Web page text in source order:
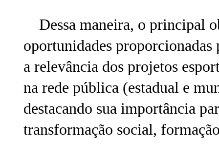
Dessa maneira, o principal
oportunidades proporcionadas
a relevância dos projetos
na rede pública (estadual e
destacando sua importância
transformação social,